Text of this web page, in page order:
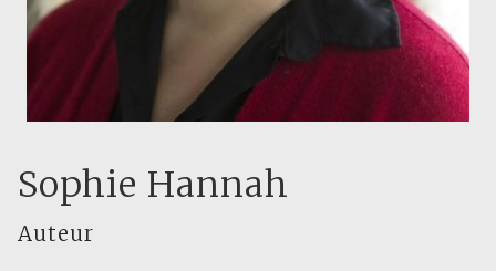
Sophie Hannah
Auteur